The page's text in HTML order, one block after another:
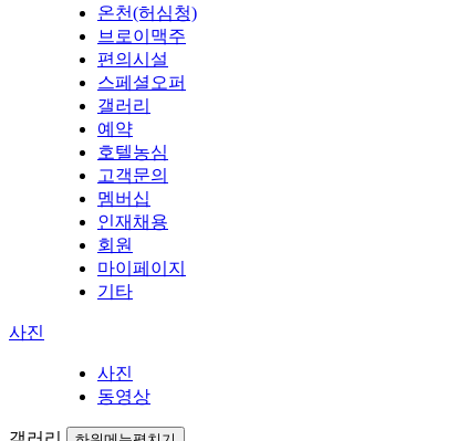
온천(허심청)
브로이맥주
편의시설
스페셜오퍼
갤러리
예약
호텔농심
고객문의
멤버십
인재채용
회원
마이페이지
기타
사진
사진
동영상